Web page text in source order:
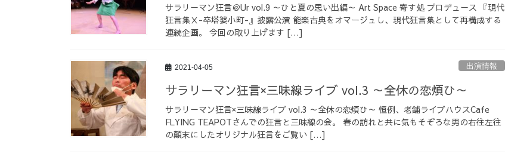
サラリーマン狂言＠Ur vol.9 ～ひと夏の思い出編～ Art Space 寄す処 プロデュース 『現代
狂言集Ⅹ-卒塔婆小町-』披露公演 能楽古典をオマージュし、現代狂言集として再構成する
連続企画。 今回の取り上げます […]
2021-04-05 出演情報
サラリーマン狂言×三味線ライブ vol.3 ～全休の恋煩ひ～
サラリーマン狂言×三味線ライブ vol.3 ～全休の恋煩ひ～ 恒例、老舗ライブハウスCafe
FLYING TEAPOTさんでの狂言と三味線の会。 春の訪れと共に気もそぞろな男の右往左往
の顛末にしたオリジナル狂言をご覧い […]